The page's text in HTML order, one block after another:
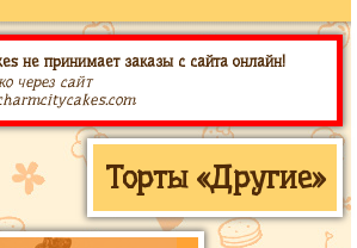
не принимает заказы с сайта онлайн!
через сайт
Торты «Другие»